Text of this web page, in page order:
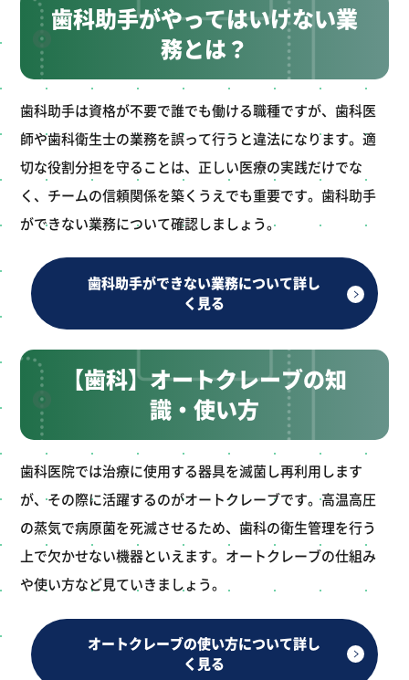
歯科助手がやってはいけない業
務とは？
歯科助手は資格が不要で誰でも働ける職種ですが、歯科医
師や歯科衛生士の業務を誤って行うと違法になります。適
切な役割分担を守ることは、正しい医療の実践だけでな
く、チームの信頼関係を築くうえでも重要です。歯科助手
ができない業務について確認しましょう。
歯科助手ができない業務について詳し
く見る
【歯科】オートクレーブの知
識・使い方
歯科医院では治療に使用する器具を滅菌し再利用します
が、その際に活躍するのがオートクレーブです。高温高圧
の蒸気で病原菌を死滅させるため、歯科の衛生管理を行う
上で欠かせない機器といえます。オートクレーブの仕組み
や使い方など見ていきましょう。
オートクレーブの使い方について詳し
く見る